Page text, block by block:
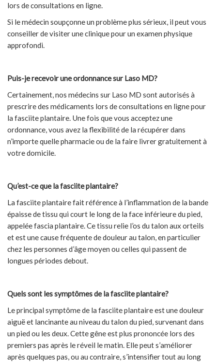
lors de consultations en ligne.
Si le médecin soupçonne un problème plus sérieux, il peut vous
conseiller de visiter une clinique pour un examen physique
approfondi.
Puis-je recevoir une ordonnance sur Laso MD?
Certainement, nos médecins sur Laso MD sont autorisés à
prescrire des médicaments lors de consultations en ligne pour
la fasciite plantaire. Une fois que vous acceptez une
ordonnance, vous avez la flexibilité de la récupérer dans
n’importe quelle pharmacie ou de la faire livrer gratuitement à
votre domicile.
Qu’est-ce que la fasciite plantaire?
La fasciite plantaire fait référence à l’inflammation de la bande
épaisse de tissu qui court le long de la face inférieure du pied,
appelée fascia plantaire. Ce tissu relie l’os du talon aux orteils
et est une cause fréquente de douleur au talon, en particulier
chez les personnes d’âge moyen ou celles qui passent de
longues périodes debout.
Quels sont les symptômes de la fasciite plantaire?
Le principal symptôme de la fasciite plantaire est une douleur
aiguë et lancinante au niveau du talon du pied, survenant dans
un pied ou les deux. Cette gêne est plus prononcée lors des
premiers pas après le réveil le matin. Elle peut s’améliorer
après quelques pas, ou au contraire, s’intensifier tout au long